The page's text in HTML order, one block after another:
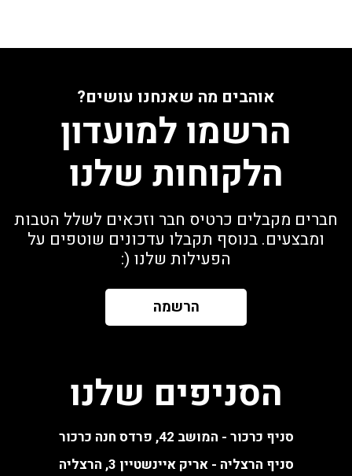
אוהבים מה שאנחנו עושים?
הרשמו למועדון
הלקוחות שלנו
חברים מקבלים כרטיס חבר וזכאים לשלל הטבות
ומבצעים. בנוסף תקבלו עדכונים שוטפים על
הפעילות שלנו (:
הרשמה
הסניפים שלנו
סניף כרכור - המושב 42, פרדס חנה כרכור
סניף הרצליה - אריק איינשטיין 3, הרצליה